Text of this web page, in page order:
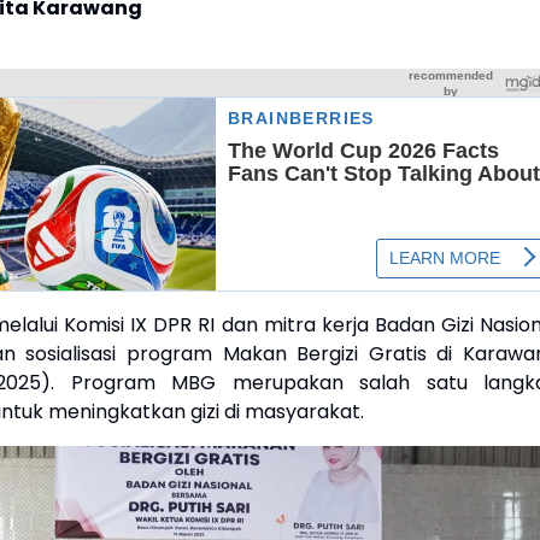
Karawang
Komisi IX DPR RI dan mitra kerja Badan Gizi
sosialisasi program Makan Bergizi Gratis di
Program MBG merupakan salah satu
meningkatkan gizi di masyarakat.